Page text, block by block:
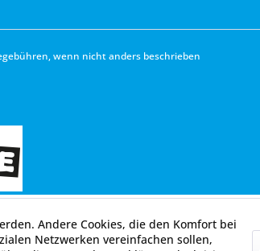
wenn nicht anders beschrieben
Andere Cookies, die den Komfort bei
Netzwerken vereinfachen sollen,